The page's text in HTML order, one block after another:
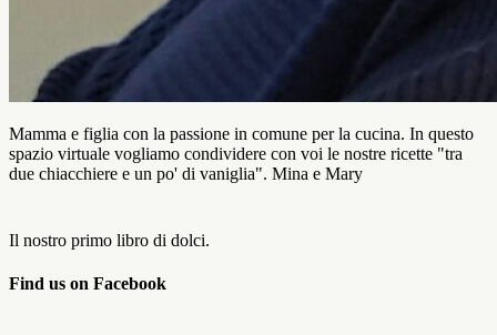
Mamma e figlia con la passione in comune per la cucina. In questo
spazio virtuale vogliamo condividere con voi le nostre ricette "tra
due chiacchiere e un po' di vaniglia". Mina e Mary
Il nostro primo libro di dolci.
Find us on Facebook